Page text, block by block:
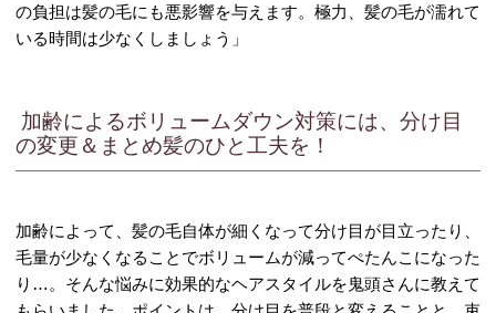
の負担は髪の毛にも悪影響を与えます。極力、髪の毛が濡れて
いる時間は少なくしましょう」
加齢によるボリュームダウン対策には、分け目
の変更＆まとめ髪のひと工夫を！
加齢によって、髪の毛自体が細くなって分け目が目立ったり、
毛量が少なくなることでボリュームが減ってぺたんこになった
り…。そんな悩みに効果的なヘアスタイルを鬼頭さんに教えて